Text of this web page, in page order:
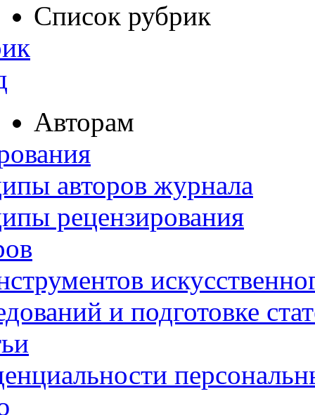
Список рубрик
Авторам
авторов журнала
рецензирования
и подготовке